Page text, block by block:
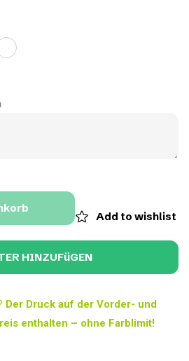
Add to wishlist
Der Druck auf der Vorder- und
enthalten – ohne Farblimit!